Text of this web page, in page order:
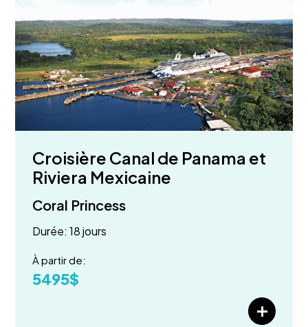
Croisière Canal de Panama et
Riviera Mexicaine
Coral Princess
Durée: 18 jours
À partir de:
5495$